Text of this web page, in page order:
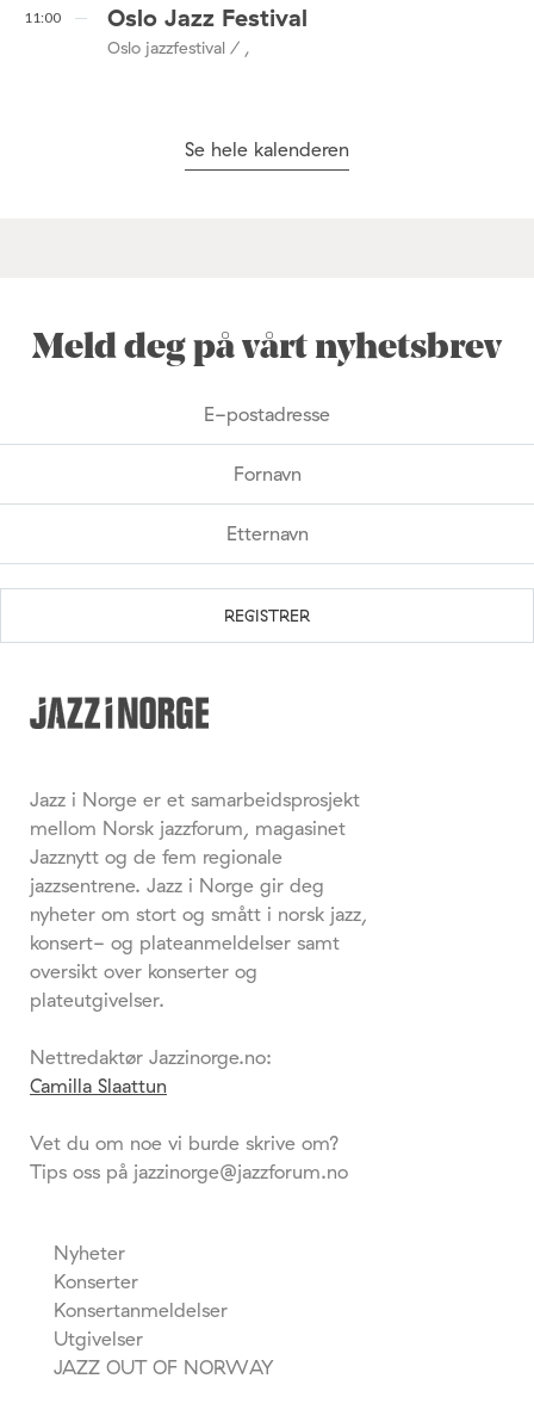
11:00 Oslo Jazz Festival
Oslo jazzfestival / ,
Se hele kalenderen
Meld deg på vårt nyhetsbrev
Jazz i Norge er et samarbeidsprosjekt
mellom Norsk jazzforum, magasinet
Jazznytt og de fem regionale
jazzsentrene. Jazz i Norge gir deg
nyheter om stort og smått i norsk jazz,
konsert- og plateanmeldelser samt
oversikt over konserter og
plateutgivelser.
Nettredaktør Jazzinorge.no:
Camilla Slaattun
Vet du om noe vi burde skrive om?
Tips oss på jazzinorge@jazzforum.no
Nyheter
Konserter
Konsertanmeldelser
Utgivelser
JAZZ OUT OF NORWAY